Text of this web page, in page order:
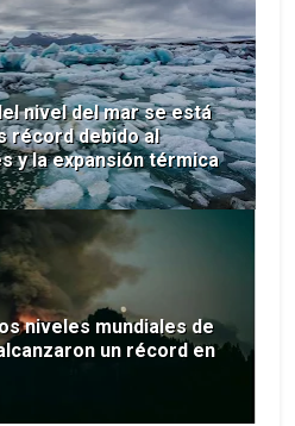
nivel del mar se está
récord debido al
y la expansión térmica
niveles mundiales de
un récord en